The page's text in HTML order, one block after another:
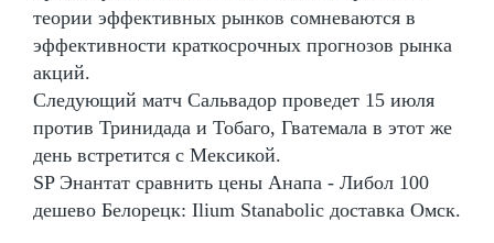
теории эффективных рынков сомневаются в
эффективности краткосрочных прогнозов рынка
акций.
Следующий матч Сальвадор проведет 15 июля
против Тринидада и Тобаго, Гватемала в этот же
день встретится с Мексикой.
SP Энантат сравнить цены Анапа - Либол 100
дешево Белорецк: Ilium Stanabolic доставка Омск.